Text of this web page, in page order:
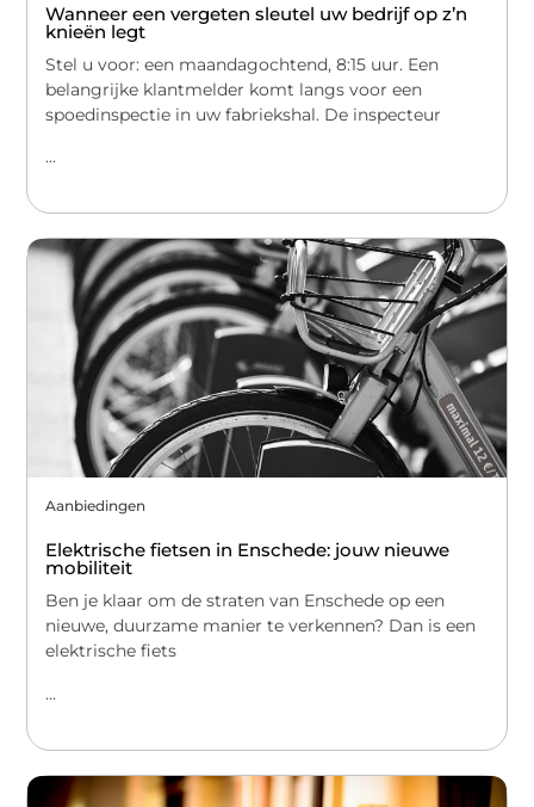
Wanneer een vergeten sleutel uw bedrijf op z’n
knieën legt
Stel u voor: een maandagochtend, 8:15 uur. Een
belangrijke klantmelder komt langs voor een
spoedinspectie in uw fabriekshal. De inspecteur
...
Aanbiedingen
Elektrische fietsen in Enschede: jouw nieuwe
mobiliteit
Ben je klaar om de straten van Enschede op een
nieuwe, duurzame manier te verkennen? Dan is een
elektrische fiets
...